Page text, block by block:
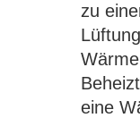
zu
eine